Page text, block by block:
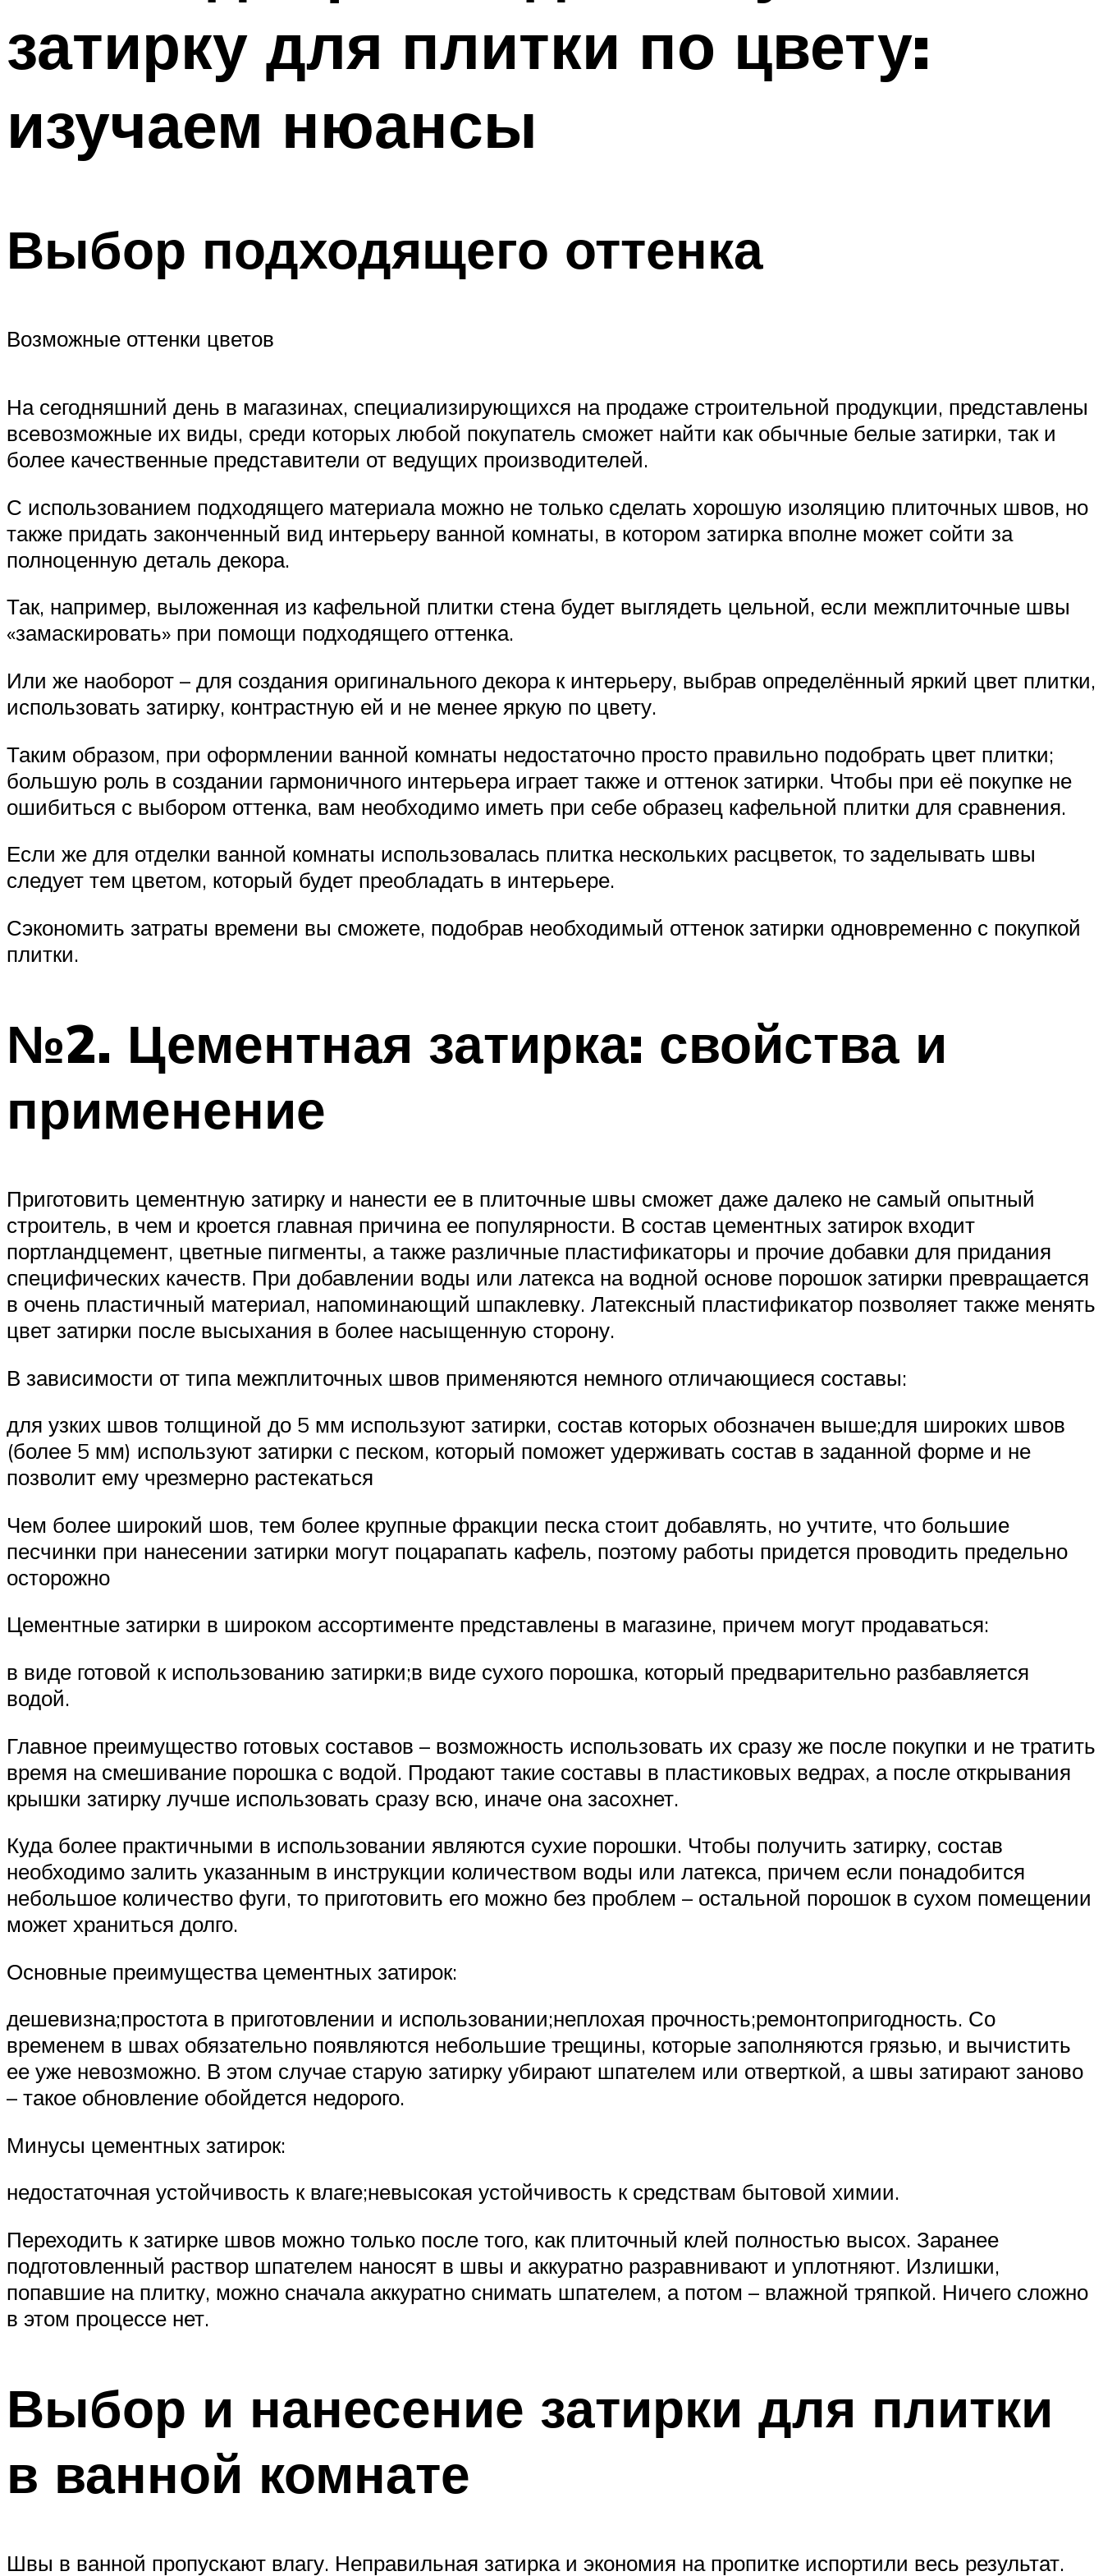
затирку для плитки по цвету:
изучаем нюансы
Выбор подходящего оттенка
Возможные оттенки цветов
На сегодняшний день в магазинах, специализирующихся на продаже строительной продукции, представлены
всевозможные их виды, среди которых любой покупатель сможет найти как обычные белые затирки, так и
более качественные представители от ведущих производителей.
С использованием подходящего материала можно не только сделать хорошую изоляцию плиточных швов, но
также придать законченный вид интерьеру ванной комнаты, в котором затирка вполне может сойти за
полноценную деталь декора.
Так, например, выложенная из кафельной плитки стена будет выглядеть цельной, если межплиточные швы
«замаскировать» при помощи подходящего оттенка.
Или же наоборот – для создания оригинального декора к интерьеру, выбрав определённый яркий цвет плитки,
использовать затирку, контрастную ей и не менее яркую по цвету.
Таким образом, при оформлении ванной комнаты недостаточно просто правильно подобрать цвет плитки;
большую роль в создании гармоничного интерьера играет также и оттенок затирки. Чтобы при её покупке не
ошибиться с выбором оттенка, вам необходимо иметь при себе образец кафельной плитки для сравнения.
Если же для отделки ванной комнаты использовалась плитка нескольких расцветок, то заделывать швы
следует тем цветом, который будет преобладать в интерьере.
Сэкономить затраты времени вы сможете, подобрав необходимый оттенок затирки одновременно с покупкой
плитки.
№2. Цементная затирка: свойства и
применение
Приготовить цементную затирку и нанести ее в плиточные швы сможет даже далеко не самый опытный
строитель, в чем и кроется главная причина ее популярности. В состав цементных затирок входит
портландцемент, цветные пигменты, а также различные пластификаторы и прочие добавки для придания
специфических качеств. При добавлении воды или латекса на водной основе порошок затирки превращается
в очень пластичный материал, напоминающий шпаклевку. Латексный пластификатор позволяет также менять
цвет затирки после высыхания в более насыщенную сторону.
В зависимости от типа межплиточных швов применяются немного отличающиеся составы:
для узких швов толщиной до 5 мм используют затирки, состав которых обозначен выше;для широких швов
(более 5 мм) используют затирки с песком, который поможет удерживать состав в заданной форме и не
позволит ему чрезмерно растекаться
Чем более широкий шов, тем более крупные фракции песка стоит добавлять, но учтите, что большие
песчинки при нанесении затирки могут поцарапать кафель, поэтому работы придется проводить предельно
осторожно
Цементные затирки в широком ассортименте представлены в магазине, причем могут продаваться:
в виде готовой к использованию затирки;в виде сухого порошка, который предварительно разбавляется
водой.
Главное преимущество готовых составов – возможность использовать их сразу же после покупки и не тратить
время на смешивание порошка с водой. Продают такие составы в пластиковых ведрах, а после открывания
крышки затирку лучше использовать сразу всю, иначе она засохнет.
Куда более практичными в использовании являются сухие порошки. Чтобы получить затирку, состав
необходимо залить указанным в инструкции количеством воды или латекса, причем если понадобится
небольшое количество фуги, то приготовить его можно без проблем – остальной порошок в сухом помещении
может храниться долго.
Основные преимущества цементных затирок:
дешевизна;простота в приготовлении и использовании;неплохая прочность;ремонтопригодность. Со
временем в швах обязательно появляются небольшие трещины, которые заполняются грязью, и вычистить
ее уже невозможно. В этом случае старую затирку убирают шпателем или отверткой, а швы затирают заново
– такое обновление обойдется недорого.
Минусы цементных затирок:
недостаточная устойчивость к влаге;невысокая устойчивость к средствам бытовой химии.
Переходить к затирке швов можно только после того, как плиточный клей полностью высох. Заранее
подготовленный раствор шпателем наносят в швы и аккуратно разравнивают и уплотняют. Излишки,
попавшие на плитку, можно сначала аккуратно снимать шпателем, а потом – влажной тряпкой. Ничего сложно
в этом процессе нет.
Выбор и нанесение затирки для плитки
в ванной комнате
Швы в ванной пропускают влагу. Неправильная затирка и экономия на пропитке испортили весь результат.